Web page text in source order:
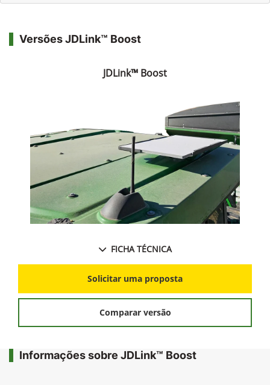
Versões JDLink™ Boost
JDLink™ Boost
FICHA TÉCNICA
Solicitar uma proposta
Comparar versão
Informações sobre JDLink™ Boost